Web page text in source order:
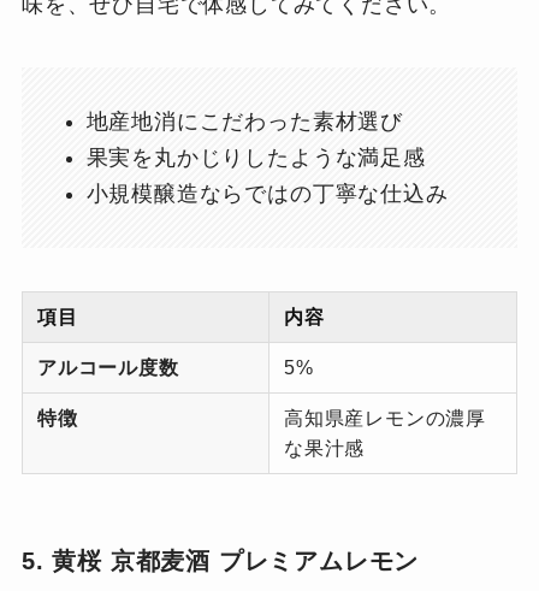
味を、ぜひ自宅で体感してみてください。
地産地消にこだわった素材選び
果実を丸かじりしたような満足感
小規模醸造ならではの丁寧な仕込み
項目 内容
アルコール度数 5%
特徴
高知県産レモンの濃厚
な果汁感
5. 黄桜 京都麦酒 プレミアムレモン